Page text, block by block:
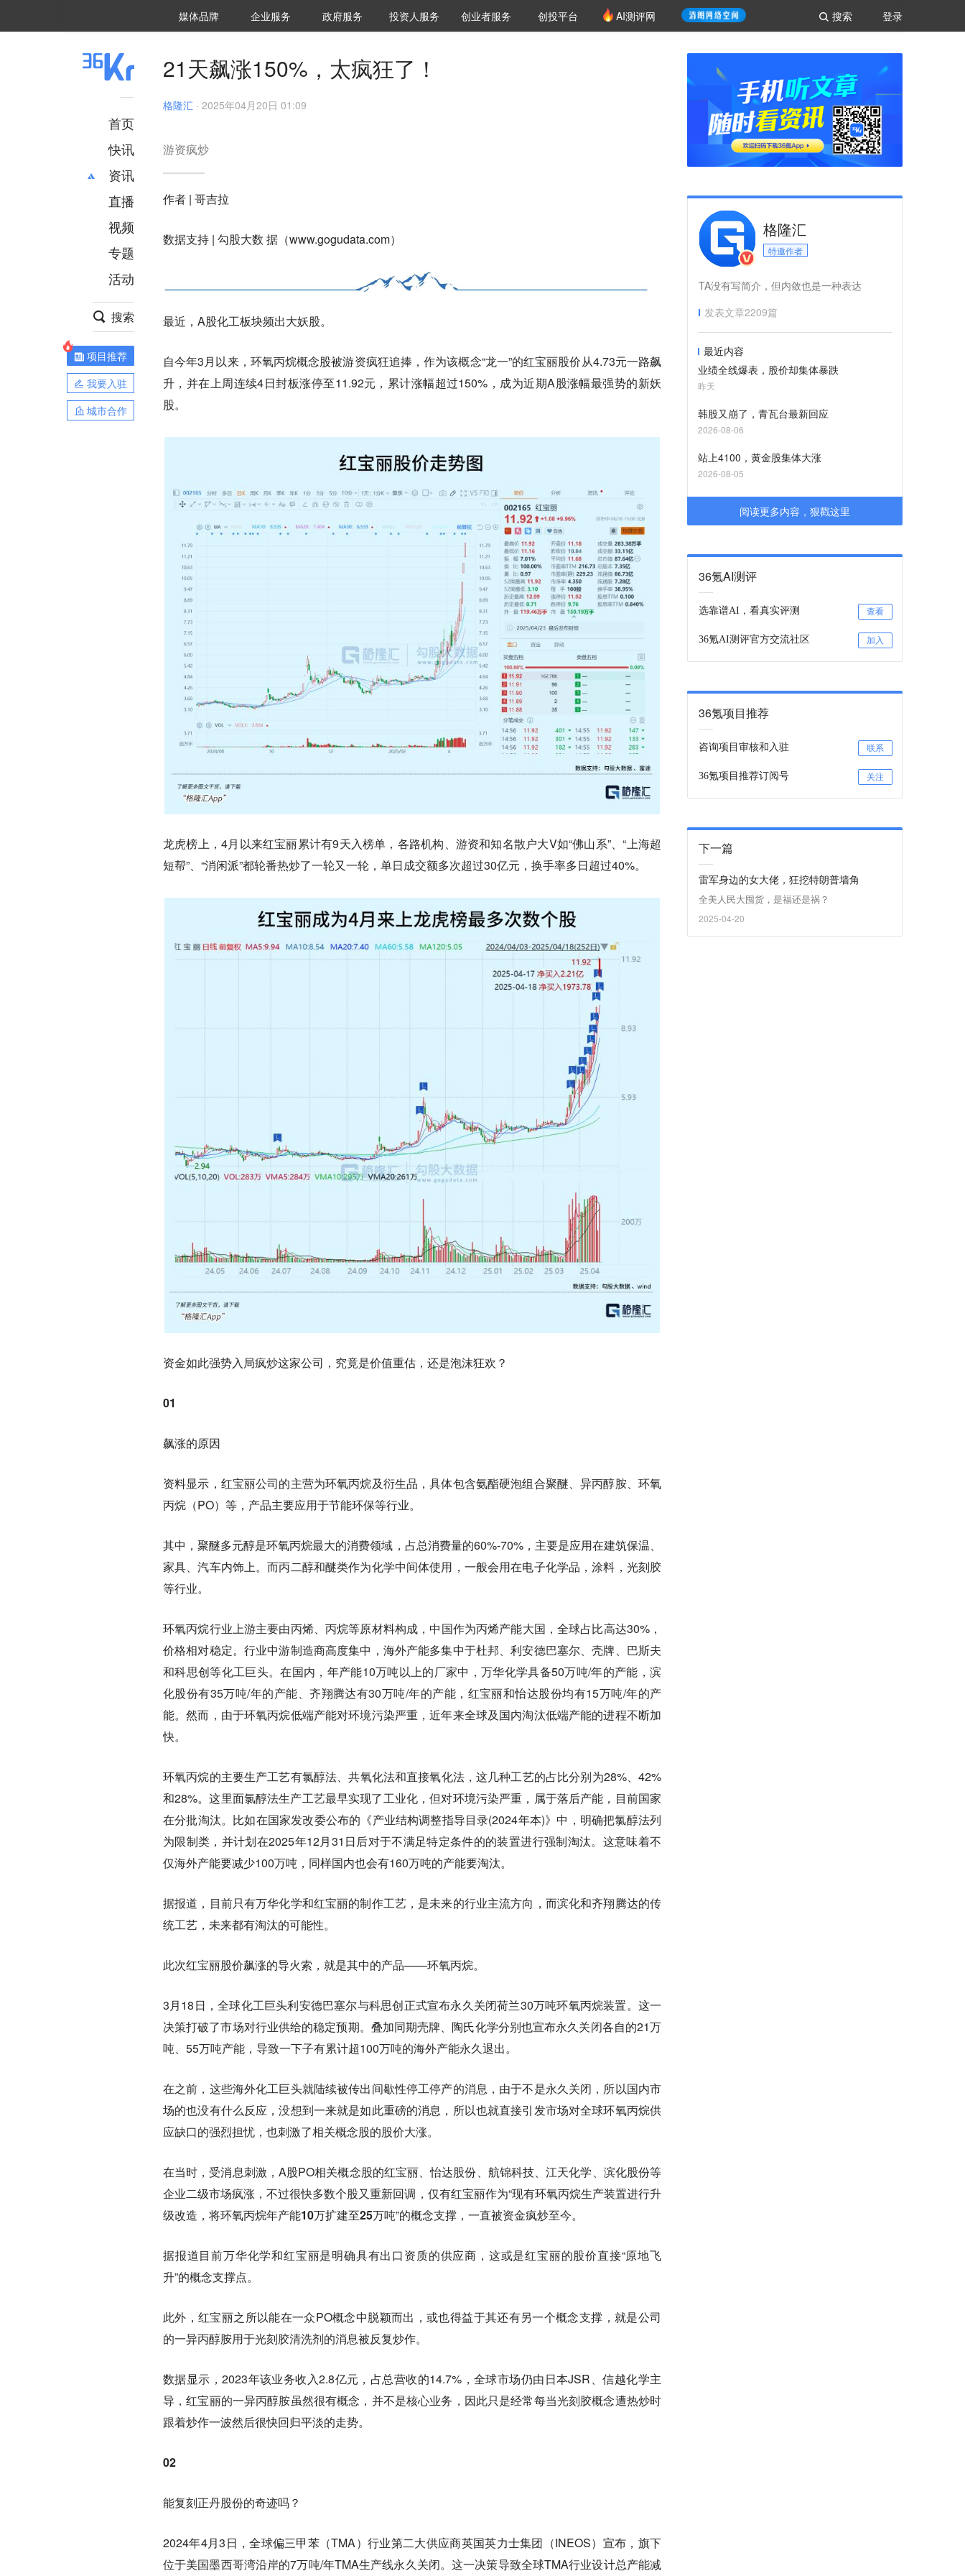
登录
搜索
媒体品牌 36Kr研究院
企业服务 城市之窗
政府服务 VClub投资机构库
投资机构职位推介
投资人服务 创投氪堂
创业者服务 创投平台 AI测评网
首页
快讯
资讯
推荐
财经
项目推荐
安徽
直播
视频
专题
活动
搜索
项目推荐
我要入驻
城市合作
21天飙涨150%，太疯狂了！
格隆汇 · 2025年04月20日 01:09
游资疯炒
作者 | 哥吉拉
数据支持 | 勾股大数 据（www.gogudata.com）
最近，A股化工板块频出大妖股。
自今年3月以来，环氧丙烷概念股被游资疯狂追捧，作为该概念“龙一”的红宝丽股价从4.73元一路飙
升，并在上周连续4日封板涨停至11.92元，累计涨幅超过150%，成为近期A股涨幅最强势的新妖
股。
龙虎榜上，4月以来红宝丽累计有9天入榜单，各路机构、游资和知名散户大V如“佛山系”、“上海超
短帮”、“消闲派”都轮番热炒了一轮又一轮，单日成交额多次超过30亿元，换手率多日超过40%。
资金如此强势入局疯炒这家公司，究竟是价值重估，还是泡沫狂欢？
01
飙涨的原因
资料显示，红宝丽公司的主营为环氧丙烷及衍生品，具体包含氨酯硬泡组合聚醚、异丙醇胺、环氧
丙烷（PO）等，产品主要应用于节能环保等行业。
其中，聚醚多元醇是环氧丙烷最大的消费领域，占总消费量的60%-70%，主要是应用在建筑保温、
家具、汽车内饰上。而丙二醇和醚类作为化学中间体使用，一般会用在电子化学品，涂料，光刻胶
等行业。
环氧丙烷行业上游主要由丙烯、丙烷等原材料构成，中国作为丙烯产能大国，全球占比高达30%，
价格相对稳定。行业中游制造商高度集中，海外产能多集中于杜邦、利安德巴塞尔、壳牌、巴斯夫
和科思创等化工巨头。在国内，年产能10万吨以上的厂家中，万华化学具备50万吨/年的产能，滨
化股份有35万吨/年的产能、齐翔腾达有30万吨/年的产能，红宝丽和怡达股份均有15万吨/年的产
能。然而，由于环氧丙烷低端产能对环境污染严重，近年来全球及国内淘汰低端产能的进程不断加
快。
环氧丙烷的主要生产工艺有氯醇法、共氧化法和直接氧化法，这几种工艺的占比分别为28%、42%
和28%。这里面氯醇法生产工艺最早实现了工业化，但对环境污染严重，属于落后产能，目前国家
在分批淘汰。比如在国家发改委公布的《产业结构调整指导目录(2024年本)》中，明确把氯醇法列
为限制类，并计划在2025年12月31日后对于不满足特定条件的的装置进行强制淘汰。这意味着不
仅海外产能要减少100万吨，同样国内也会有160万吨的产能要淘汰。
据报道，目前只有万华化学和红宝丽的制作工艺，是未来的行业主流方向，而滨化和齐翔腾达的传
统工艺，未来都有淘汰的可能性。
此次红宝丽股价飙涨的导火索，就是其中的产品——环氧丙烷。
3月18日，全球化工巨头利安德巴塞尔与科思创正式宣布永久关闭荷兰30万吨环氧丙烷装置。这一
决策打破了市场对行业供给的稳定预期。叠加同期壳牌、陶氏化学分别也宣布永久关闭各自的21万
吨、55万吨产能，导致一下子有累计超100万吨的海外产能永久退出。
在之前，这些海外化工巨头就陆续被传出间歇性停工停产的消息，由于不是永久关闭，所以国内市
场的也没有什么反应，没想到一来就是如此重磅的消息，所以也就直接引发市场对全球环氧丙烷供
应缺口的强烈担忧，也刺激了相关概念股的股价大涨。
在当时，受消息刺激，A股PO相关概念股的红宝丽、怡达股份、航锦科技、江天化学、滨化股份等
企业二级市场疯涨，不过很快多数个股又重新回调，仅有红宝丽作为“现有环氧丙烷生产装置进行升
级改造，将环氧丙烷年产能10万扩建至25万吨”的概念支撑，一直被资金疯炒至今。
据报道目前万华化学和红宝丽是明确具有出口资质的供应商，这或是红宝丽的股价直接“原地飞
升”的概念支撑点。
此外，红宝丽之所以能在一众PO概念中脱颖而出，或也得益于其还有另一个概念支撑，就是公司
的一异丙醇胺用于光刻胶清洗剂的消息被反复炒作。
数据显示，2023年该业务收入2.8亿元，占总营收的14.7%，全球市场仍由日本JSR、信越化学主
导，红宝丽的一异丙醇胺虽然很有概念，并不是核心业务，因此只是经常每当光刻胶概念遭热炒时
跟着炒作一波然后很快回归平淡的走势。
02
能复刻正丹股份的奇迹吗？
2024年4月3日，全球偏三甲苯（TMA）行业第二大供应商英国英力士集团（INEOS）宣布，旗下
位于美国墨西哥湾沿岸的7万吨/年TMA生产线永久关闭。这一决策导致全球TMA行业设计总产能减
格隆汇
特邀作者
TA没有写简介，但内敛也是一种表达
发表文章2209篇
最近内容
业绩全线爆表，股价却集体暴跌
昨天
韩股又崩了，青瓦台最新回应
2026-08-06
站上4100，黄金股集体大涨
2026-08-05
阅读更多内容，狠戳这里
36氪AI测评
选靠谱AI，看真实评测 查看
36氪AI测评官方交流社区 加入
36氪项目推荐
咨询项目审核和入驻 联系
36氪项目推荐订阅号 关注
下一篇
雷军身边的女大佬，狂挖特朗普墙角
全美人民大囤货，是福还是祸？
2025-04-20